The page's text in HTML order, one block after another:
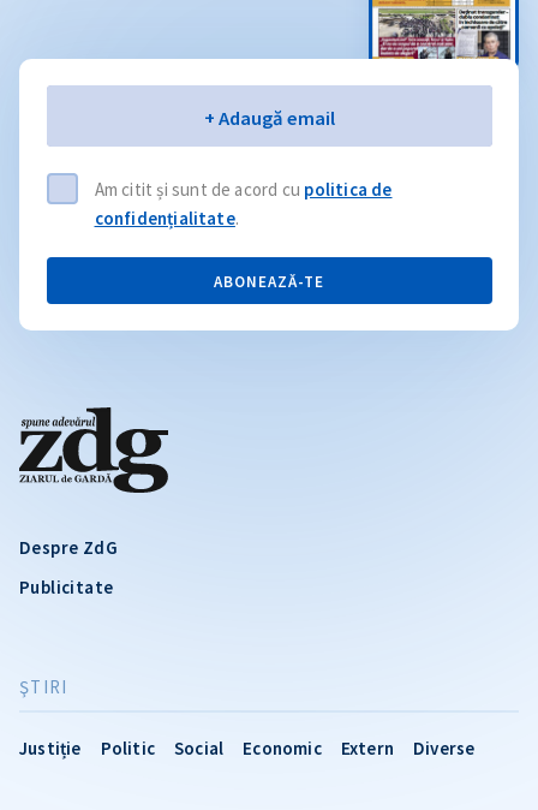
Despre ZdG
Publicitate
ŞTIRI
Justiție Politic Social Economic Extern Diverse
+ Adaugă email
Am citit și sunt de acord cu politica de
confidențialitate.
ABONEAZĂ-TE